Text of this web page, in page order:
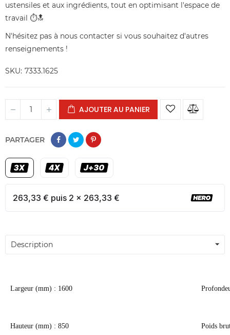
ustensiles et aux ingrédients, tout en optimisant l'espace de
travail ⏱️🔝
N'hésitez pas à nous contacter si vous souhaitez d'autres
renseignements !
SKU 7333.1625
AJOUTER AU PANIER
PARTAGER
263,33 € puis 2 x 263,33 €
Description
Largeur (mm) : 1600
Hauteur (mm) : 850 Poids